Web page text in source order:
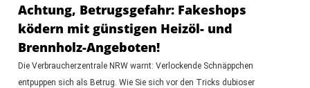
Achtung, Betrugsgefahr: Fakeshops
ködern mit günstigen Heizöl- und
Brennholz-Angeboten!
Die Verbraucherzentrale NRW warnt: Verlockende Schnäppchen
entpuppen sich als Betrug. Wie Sie sich vor den Tricks dubioser